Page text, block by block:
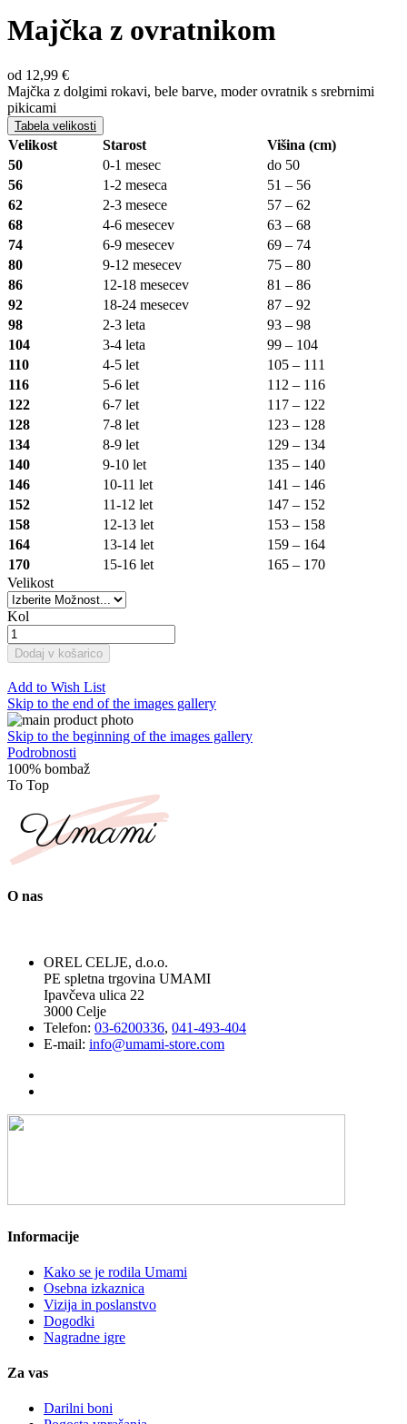
Majčka z ovratnikom
od 12,99 €
Majčka z dolgimi rokavi, bele barve, moder ovratnik s srebrnimi
pikicami
Tabela velikosti
Velikost Starost
Višina (cm)
50
0-1 mesec
do 50
56
1-2 meseca
51 – 56
62
2-3 mesece
57 – 62
68
4-6 mesecev
63 – 68
74
6-9 mesecev
69 – 74
80
9-12 mesecev
75 – 80
86
12-18 mesecev
81 – 86
92
18-24 mesecev
87 – 92
98
2-3 leta
93 – 98
104
3-4 leta
99 – 104
110
4-5 let
105 – 111
116
5-6 let
112 – 116
122
6-7 let
117 – 122
128
7-8 let
123 – 128
134
8-9 let
129 – 134
140
9-10 let
135 – 140
146
10-11 let
141 – 146
152
11-12 let
147 – 152
158
12-13 let
153 – 158
164
13-14 let
159 – 164
170
15-16 let
165 – 170
Velikost
Kol
Dodaj v košarico
Add to Wish List
Skip to the end of the images gallery
Skip to the beginning of the images gallery
Podrobnosti
100% bombaž
To Top
O nas
OREL CELJE, d.o.o.
PE spletna trgovina UMAMI
Ipavčeva ulica 22
3000 Celje
Telefon: 03-6200336, 041-493-404
E-mail: info@umami-store.com
Informacije
Kako se je rodila Umami
Osebna izkaznica
Vizija in poslanstvo
Dogodki
Nagradne igre
Za vas
Darilni boni